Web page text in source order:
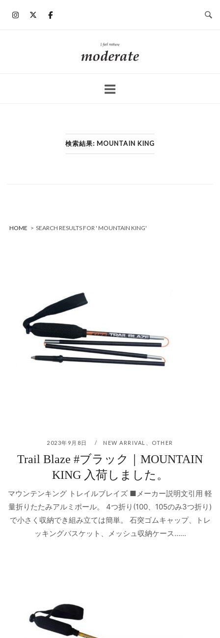
ホ
ー
検索結果: MOUNTAIN KING
HOME > SEARCH RESULTS FOR ' MOUNTAIN KING'
2023年9月8日 NEW ARRIVAL OTHER
Trail Blaze #ブラック｜MOUNTAIN
KING 入荷しました。
マウンテンキング トレイルブレイズ ■メーカー説明文引用 軽
量折りたたみアルミポール。 4つ折り(100、105のみ3つ折り)
で小さく収納でき組み立ては簡単。 石突ゴムキャップ、トレ
ッキングバスケット、メッシュ収納ケース…...